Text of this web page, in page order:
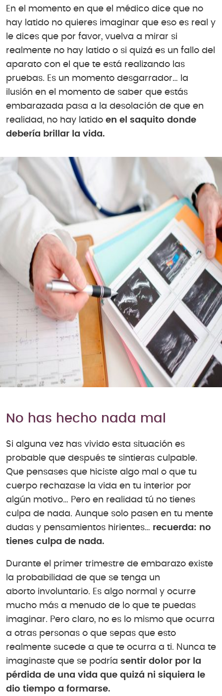
En el momento en que el médico dice que no
hay latido no quieres imaginar que eso es real y
le dices que por favor, vuelva a mirar si
realmente no hay latido o si quizá es un fallo del
aparato con el que te está realizando las
pruebas. Es un momento desgarrador… la
ilusión en el momento de saber que estás
embarazada pasa a la desolación de que en
realidad, no hay latido en el saquito donde
debería brillar la vida.
No has hecho nada mal
Si alguna vez has vivido esta situación es
probable que después te sintieras culpable.
Que pensases que hiciste algo mal o que tu
cuerpo rechazase la vida en tu interior por
algún motivo… Pero en realidad tú no tienes
culpa de nada. Aunque solo pasen en tu mente
dudas y pensamientos hirientes… recuerda: no
tienes culpa de nada.
Durante el primer trimestre de embarazo existe
la probabilidad de que se tenga un
aborto involuntario. Es algo normal y ocurre
mucho más a menudo de lo que te puedas
imaginar. Pero claro, no es lo mismo que ocurra
a otras personas o que sepas que esto
realmente sucede a que te ocurra a ti. Nunca te
imaginaste que se podría sentir dolor por la
pérdida de una vida que quizá ni siquiera le
dio tiempo a formarse.